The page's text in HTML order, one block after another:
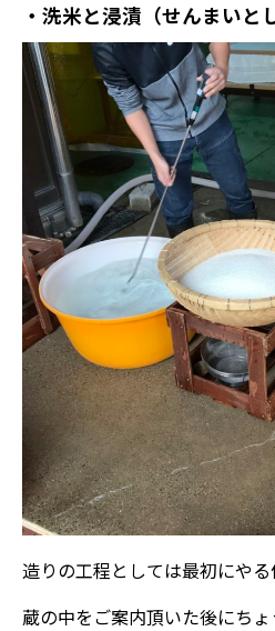
・洗米と浸漬（せんまいと
造りの工程としては最初にやる
蔵の中をご案内頂いた後にち